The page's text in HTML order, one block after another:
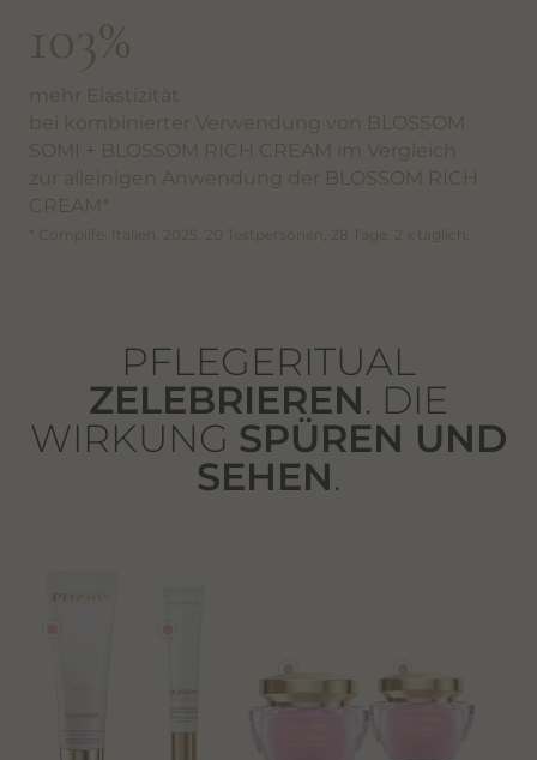
103%
mehr Elastizität
bei kombinierter Verwendung von BLOSSOM
SOMI + BLOSSOM RICH CREAM im Vergleich
zur alleinigen Anwendung der BLOSSOM RICH
CREAM*
* Complife, Italien, 2025, 20 Testpersonen, 28 Tage, 2 x täglich.
PFLEGERITUAL
ZELEBRIEREN. DIE
WIRKUNG SPÜREN UND
SEHEN.